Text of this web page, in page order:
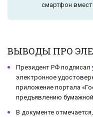
смартфон
ВЫВОДЫ ПРО
Президент РФ подписал
электронное
приложение портала
предъявлению
В документе